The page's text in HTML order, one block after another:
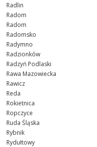
Radlin
Radom
Radom
Radomsko
Radymno
Radzionków
Radzyń Podlaski
Rawa Mazowiecka
Rawicz
Reda
Rokietnica
Ropczyce
Ruda Śląska
Rybnik
Rydułtowy